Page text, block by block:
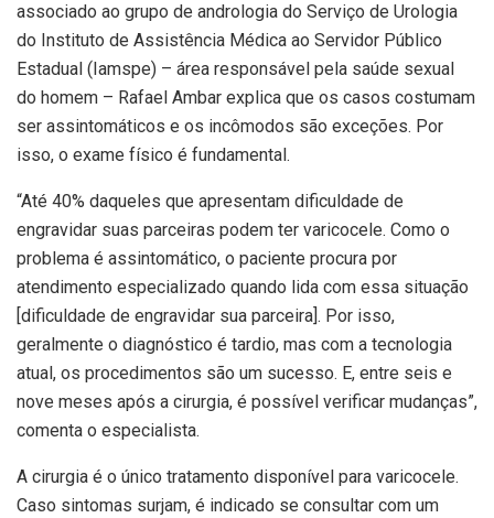
associado ao grupo de andrologia do Serviço de Urologia
do Instituto de Assistência Médica ao Servidor Público
Estadual (Iamspe) – área responsável pela saúde sexual
do homem – Rafael Ambar explica que os casos costumam
ser assintomáticos e os incômodos são exceções. Por
isso, o exame físico é fundamental.
“Até 40% daqueles que apresentam dificuldade de
engravidar suas parceiras podem ter varicocele. Como o
problema é assintomático, o paciente procura por
atendimento especializado quando lida com essa situação
[dificuldade de engravidar sua parceira]. Por isso,
geralmente o diagnóstico é tardio, mas com a tecnologia
atual, os procedimentos são um sucesso. E, entre seis e
nove meses após a cirurgia, é possível verificar mudanças”,
comenta o especialista.
A cirurgia é o único tratamento disponível para varicocele.
Caso sintomas surjam, é indicado se consultar com um